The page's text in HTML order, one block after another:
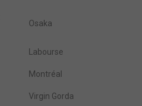
Osaka
Labourse
Montréal
Virgin Gorda